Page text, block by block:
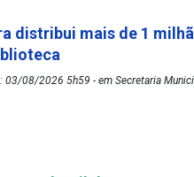
distribui mais de 1
03/08/2026 5h59 - em Secretaria